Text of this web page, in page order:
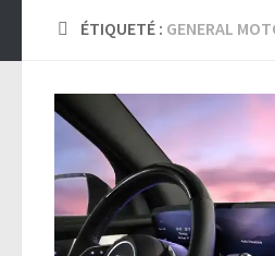
ÉTIQUETÉ : GENERAL